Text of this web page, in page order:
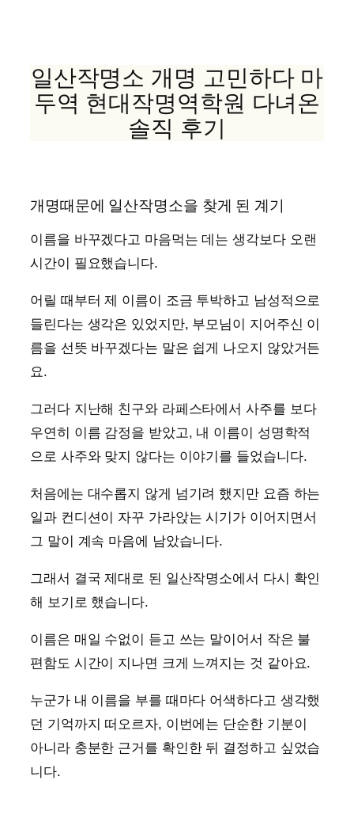
일산작명소 개명 고민하다 마
두역 현대작명역학원 다녀온
솔직 후기
개명때문에 일산작명소을 찾게 된 계기
이름을 바꾸겠다고 마음먹는 데는 생각보다 오랜
시간이 필요했습니다.
어릴 때부터 제 이름이 조금 투박하고 남성적으로
들린다는 생각은 있었지만, 부모님이 지어주신 이
름을 선뜻 바꾸겠다는 말은 쉽게 나오지 않았거든
요.
그러다 지난해 친구와 라페스타에서 사주를 보다
우연히 이름 감정을 받았고, 내 이름이 성명학적
으로 사주와 맞지 않다는 이야기를 들었습니다.
처음에는 대수롭지 않게 넘기려 했지만 요즘 하는
일과 컨디션이 자꾸 가라앉는 시기가 이어지면서
그 말이 계속 마음에 남았습니다.
그래서 결국 제대로 된 일산작명소에서 다시 확인
해 보기로 했습니다.
이름은 매일 수없이 듣고 쓰는 말이어서 작은 불
편함도 시간이 지나면 크게 느껴지는 것 같아요.
누군가 내 이름을 부를 때마다 어색하다고 생각했
던 기억까지 떠오르자, 이번에는 단순한 기분이
아니라 충분한 근거를 확인한 뒤 결정하고 싶었습
니다.